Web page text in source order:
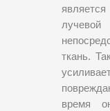
ткань.
время